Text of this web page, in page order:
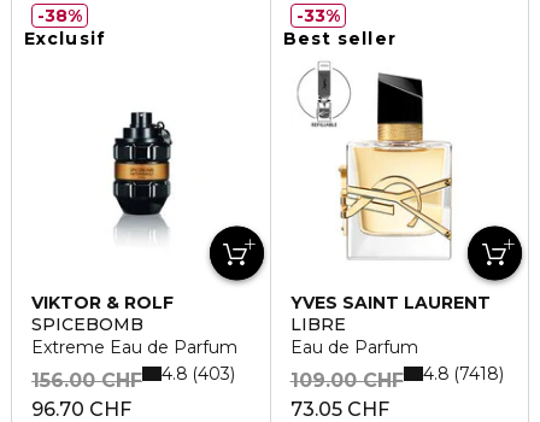
Exclusif
VIKTOR & ROLF
SPICEBOMB
Extreme Eau de Parfum
96.70 CHF
156.00 CHF 4.8 403
38%
Best seller
YVES SAINT LAURENT
LIBRE
Eau de Parfum
73.05 CHF
109.00 CHF 4.8 7418
33%